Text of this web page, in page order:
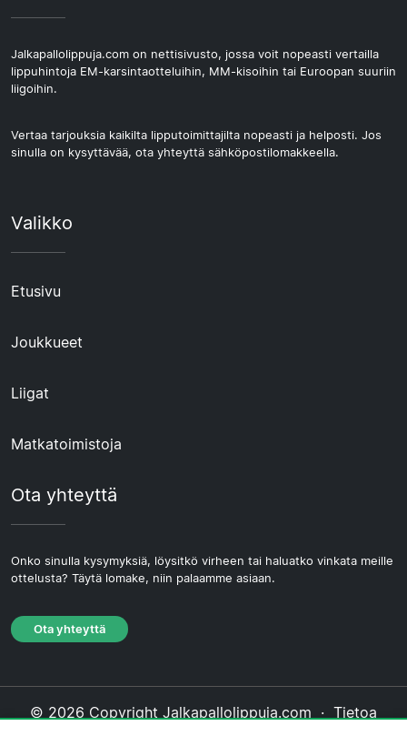
Jalkapallolippuja.com on nettisivusto, jossa voit nopeasti vertailla
lippuhintoja EM-karsintaotteluihin, MM-kisoihin tai Euroopan suuriin
liigoihin.
Vertaa tarjouksia kaikilta lipputoimittajilta nopeasti ja helposti. Jos
sinulla on kysyttävää, ota yhteyttä sähköpostilomakkeella.
Valikko
Etusivu
Joukkueet
Liigat
Matkatoimistoja
Ota yhteyttä
Onko sinulla kysymyksiä, löysitkö virheen tai haluatko vinkata meille
ottelusta? Täytä lomake, niin palaamme asiaan.
Ota yhteyttä
© 2026 Copyright Jalkapallolippuja.com · Tietoa